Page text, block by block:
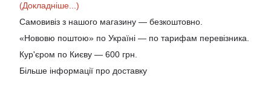
(Докладніше...)
Самовивіз з нашого магазину — безкоштовно.
«Нововю поштою» по Україні — по тарифам перевізника.
Кур'єром по Києву — 600 грн.
Більше інформації про доставку